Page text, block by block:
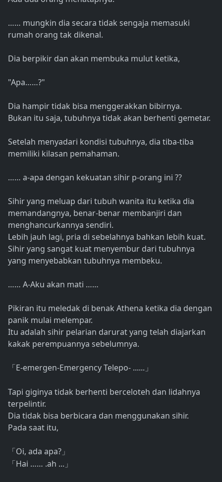
…… mungkin dia secara tidak sengaja memasuki
rumah orang tak dikenal.
Dia berpikir dan akan membuka mulut ketika,
"Apa……?"
Dia hampir tidak bisa menggerakkan bibirnya.
Bukan itu saja, tubuhnya tidak akan berhenti gemetar.
Setelah menyadari kondisi tubuhnya, dia tiba-tiba
memiliki kilasan pemahaman.
…… a-apa dengan kekuatan sihir p-orang ini ??
Sihir yang meluap dari tubuh wanita itu ketika dia
memandangnya, benar-benar membanjiri dan
menghancurkannya sendiri.
Lebih jauh lagi, pria di sebelahnya bahkan lebih kuat.
Sihir yang sangat kuat menyembur dari tubuhnya
yang menyebabkan tubuhnya membeku.
…… A-Aku akan mati ……
Pikiran itu meledak di benak Athena ketika dia dengan
panik mulai melempar.
Itu adalah sihir pelarian darurat yang telah diajarkan
kakak perempuannya sebelumnya.
「 E-emergen-Emergency Telepo- ...... 」
Tapi giginya tidak berhenti berceloteh dan lidahnya
terpelintir.
Dia tidak bisa berbicara dan menggunakan sihir.
Pada saat itu,
「 Oi, ada apa? 」
「 Hai …… .ah ... 」